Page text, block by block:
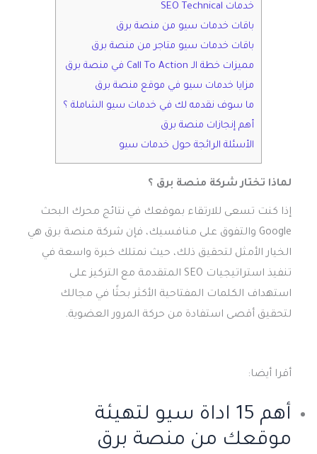
خدمات SEO Technical
باقات خدمات سيو من منصة برق
باقات خدمات سيو متاجر من منصة برق
مميزات خطة الـ Call To Action في منصة برق
مزايا خدمات سيو في موقع منصة برق
ما سوف نقدمه لك في خدمات سيو الشاملة ؟
أهم إنجازات منصة برق
الأسئلة الرائجة حول خدمات سيو
لماذا تختار شركة منصة برق ؟
إذا كنت تسعى للارتقاء بموقعك في نتائج محرك البحث
Google والتفوق على منافسيك، فإن شركة منصة برق هي
الخيار الأمثل لتحقيق ذلك، حيث نمتلك خبرة واسعة في
تنفيذ استراتيجيات SEO المتقدمة مع التركيز على
استهداف الكلمات المفتاحية الأكثر بحثًا في مجالك
لتحقيق أقصى استفادة من حركة المرور العضوية.
أقرا أيضا:
أهم 15 اداة سيو لتهيئة
موقعك من منصة برق